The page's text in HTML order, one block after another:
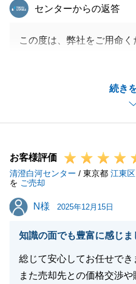
続き
東急リバブル
センターからの返答
この度は、弊社をご用命
だき、ありがとうございま
今後も不動産関係でお困
軽にお申し付けください。
お客様評価
清澄白河センター / 東京都 江東区
を ご売却
N様
N様 2025年12月15日
知識の面でも豊富に感じま
総じて安心してお任せでき
また売却先との価格交渉